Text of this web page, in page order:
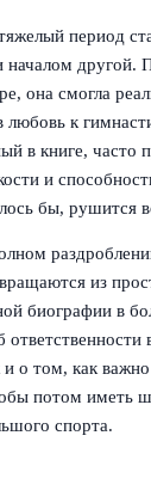
период
началом другой.
она смогла
любовь к
в книге, часто
и
бы, рушится
из
биографии в
о том, как
потом иметь
спорта.